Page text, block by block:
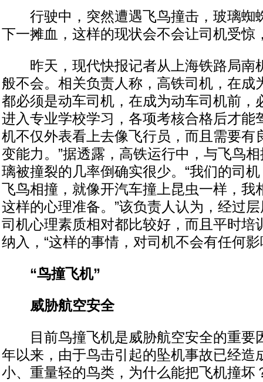
行驶中，突然遭遇飞鸟撞击，玻璃蜘
下一摊血，这样的现状会不会让司机受惊
昨天，现代快报记者从上海铁路局南
般不会。相关负责人称，高铁司机，在成
都必须是动车司机，在成为动车司机前，
进入专业学校学习，各项考核合格后才能
机不仅外表看上去像飞行员，而且需要有
变能力。”据透露，高铁运行中，与飞鸟
璃被撞裂的几率倒确实很少。“我们的司
飞鸟相撞，就像开汽车撞上昆虫一样，我
这样的心理准备。”该负责人认为，经过
司机心理素质相对都比较好，而且平时培
纳入，“这样的事情，对司机不会有任何影
“鸟撞飞机”
威胁航空安全
目前鸟撞飞机是威胁航空安全的重要
年以来，由于鸟击引起的坠机事故已经造
小、重量轻的鸟类，为什么能把飞机撞坏